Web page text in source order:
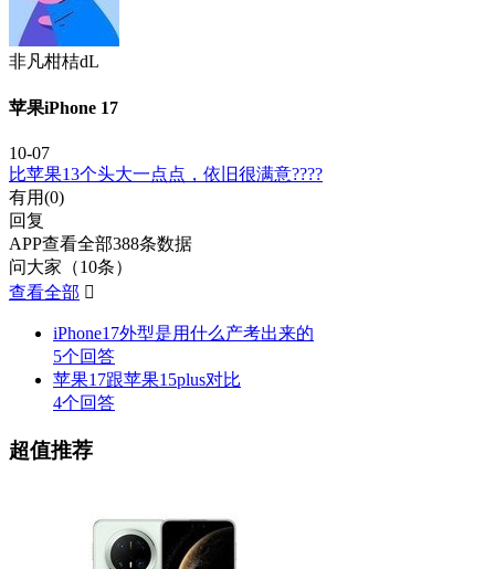
非凡柑桔dL
苹果iPhone 17
10-07
比苹果13个头大一点点，依旧很满意????
有用(0)
回复
APP查看全部388条数据
问大家（10条）
查看全部 
iPhone17外型是用什么产考出来的
5个回答
苹果17跟苹果15plus对比
4个回答
超值推荐